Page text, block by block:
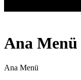
Ana Menü
Ana Menü